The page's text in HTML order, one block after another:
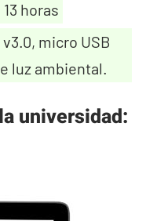
horas
micro USB
luz ambiental.
universidad: